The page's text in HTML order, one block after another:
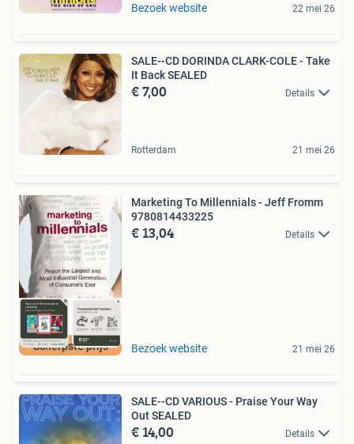
Bezoek website 22 mei 26
SALE--CD DORINDA CLARK-COLE - Take
It Back SEALED
€ 7,00 Details
Rotterdam 21 mei 26
Scherpste prijs
Marketing To Millennials - Jeff Fromm
9780814433225
€ 13,04 Details
Bezoek website 21 mei 26
SALE--CD VARIOUS - Praise Your Way
Out SEALED
€ 14,00 Details